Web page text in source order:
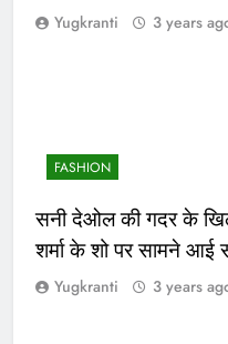
Yugkranti 3 years
FASHION
सनी देओल की गदर के
शर्मा के शो पर सामने आई
Yugkranti 3 years